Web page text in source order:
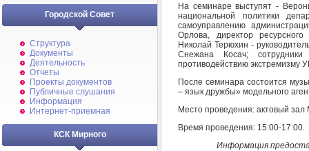
Городской Совет
Структура
Документы
Деятельность
Отчеты
Проекты документов
Публичные слушания
Информация
Интернет-приемная
КСК Мирного
На семинаре выступят -
национальной политики
самоуправлению
Орлова, директор
Николай Терюхин -
Снежана Косач;
противодействию экстремизму
После семинара состоится
– язык дружбы» модельного
Место проведения: актовый
Время проведения: 15:00-17:00.
Информация